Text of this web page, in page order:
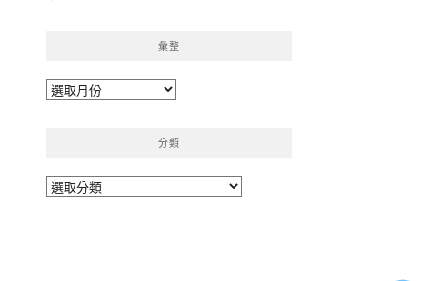
彙整
彙
分類
分